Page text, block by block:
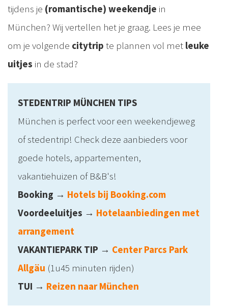
tijdens je (romantische) weekendje in
München? Wij vertellen het je graag. Lees je mee
om je volgende citytrip te plannen vol met leuke
uitjes in de stad?
STEDENTRIP MÜNCHEN TIPS
München is perfect voor een weekendjeweg
of stedentrip! Check deze aanbieders voor
goede hotels, appartementen,
vakantiehuizen of B&B's!
Booking → Hotels bij Booking.com
Voordeeluitjes → Hotelaanbiedingen met
arrangement
VAKANTIEPARK TIP → Center Parcs Park
Allgäu (1u45 minuten rijden)
TUI → Reizen naar München